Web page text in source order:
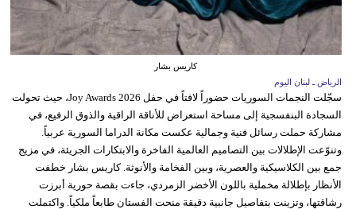
كاريس بشار
الرياض ـ لبنان اليوم
سجّلت النجمات السوريات حضوراً لافتاً في حفل Joy Awards 2026، حيث تحولت
السجادة البنفسجية إلى مساحة استعراض للأناقة الراقية والذوق الرفيع، في
مشاركة حملت رسائل فنية وجمالية عكست مكانة الدراما السورية عربياً.
وتنوّعت الإطلالات بين التصاميم العالمية الفاخرة والابتكارات الجريئة، في مزيج
جمع بين الكلاسيكية والعصرية، وبين الفخامة والأنوثة. كاريس بشار خطفت
الأنظار بإطلالة مخملية باللون الأخضر الزمردي، جاءت بقصة حورية أبرزت
رشاقتها، وتزينت بتفاصيل جانبية دقيقة منحت الفستان طابعاً ملكياً. واكتملت